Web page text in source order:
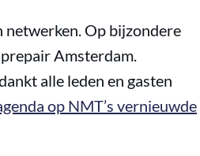
netwerken. Op bijzondere
Amsterdam.
alle leden en gasten
op NMT’s vernieuwde